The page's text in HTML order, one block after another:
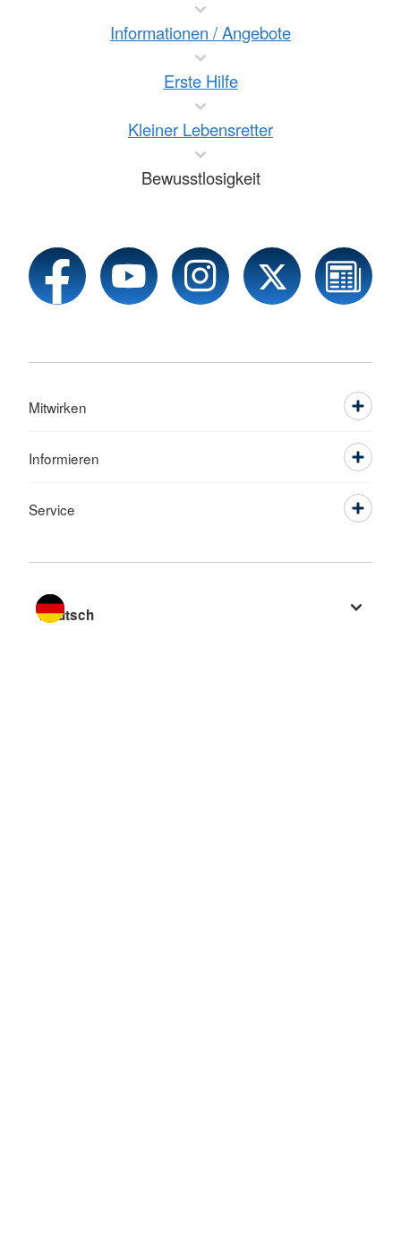
Informationen / Angebote
Erste Hilfe
Kleiner Lebensretter
Bewusstlosigkeit
Mitwirken
Informieren
Service
Sprache wechseln zu